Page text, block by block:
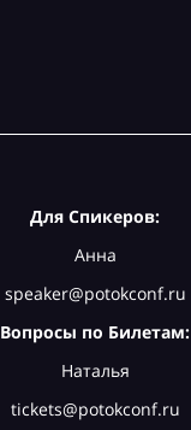
Для Спикеров:
Анна
speaker@potokconf.ru
Вопросы по Билетам:
Наталья
tickets@potokconf.ru